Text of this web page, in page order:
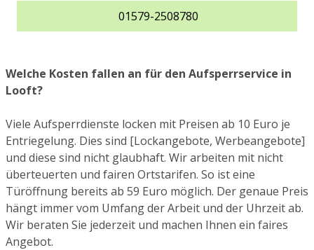
01579-2508780
Welche Kosten fallen an für den Aufsperrservice in
Looft?
Viele Aufsperrdienste locken mit Preisen ab 10 Euro je
Entriegelung. Dies sind [Lockangebote, Werbeangebote]
und diese sind nicht glaubhaft. Wir arbeiten mit nicht
überteuerten und fairen Ortstarifen. So ist eine
Türöffnung bereits ab 59 Euro möglich. Der genaue Preis
hängt immer vom Umfang der Arbeit und der Uhrzeit ab.
Wir beraten Sie jederzeit und machen Ihnen ein faires
Angebot.